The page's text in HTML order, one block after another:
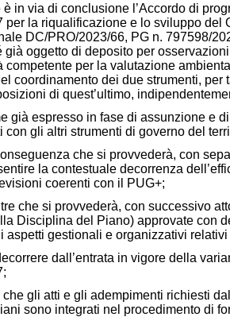
è in via di conclusione l’Accordo di
per la riqualificazione e lo sviluppo
DC/PRO/2023/66, PG n. 797598/
già oggetto di deposito per
competente per la valutazione
coordinamento dei due strumenti,
di quest’ultimo,
già espresso in fase di assunzione e
con gli altri strumenti di governo del
che si provvederà, con
la contestuale decorrenza
coerenti con il PUG+;
che si provvederà, con successivo
Disciplina del Piano) approvate con
aspetti gestionali e organizzativi
dall’entrata in vigore della
gli atti e gli adempimenti richiesti
sono integrati nel procedimento di